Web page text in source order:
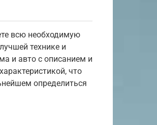
всю необходимую
технике и
и авто с описанием и
что
определиться